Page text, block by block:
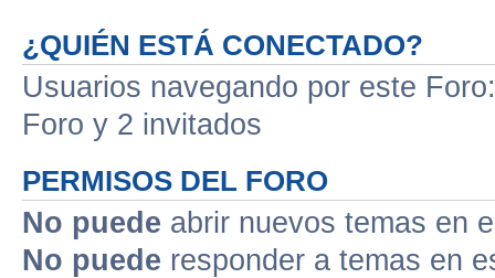
¿QUIÉN ESTÁ CONECTADO?
Usuarios navegando por este
Foro y 2 invitados
PERMISOS DEL FORO
No puede abrir nuevos temas en
No puede responder a temas en